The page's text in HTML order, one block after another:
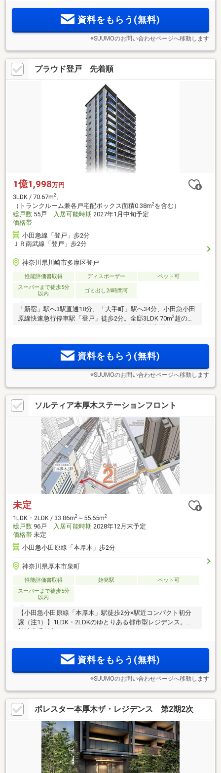
Oriented(認証取得済)、オンライン相談会も開催中
資料をもらう(無料)
※SUUMOのお問い合わせページへ移動します
プラウド登戸 先着順
1億1,998万円
3LDK / 70.67m2 、
（トランクルーム兼各戸宅配ボックス面積0.38m2を含む）
総戸数 55戸 入居可能時期 2027年1月中旬予定
価格帯 -
小田急線「登戸」歩2分
ＪＲ南武線「登戸」歩2分
神奈川県川崎市多摩区登戸
性能評価書取得 ディスポーザー
ペット可
スーパーまで徒歩5分
以内
ゴミ出し24時間可
「新宿」駅へ3駅直通18分、「大手町」駅へ34分、小田急小田
原線快速急行停車駅「登戸」徒歩2分。全邸3LDK 70m2超のゆ
然、医療や子育て施設も充実。「ZEH-M Oriented」「低炭素
建築物(住宅)」のダブル認定資料をもらう(無料)
※SUUMOのお問い合わせページへ移動します
ソルティア本厚木ステーションフロント
未定
1LDK・2LDK / 33.86m2 ～55.65m2
総戸数 96戸 入居可能時期 2028年12月末予定
価格帯 未定
小田急小田原線「本厚木」歩2分
神奈川県厚木市泉町
性能評価書取得 始発駅
ペット可
スーパーまで徒歩5分
以内
【小田急小田原線「本厚木」駅徒歩2分×駅近コンパクト初分
譲（注1）】1LDK・2LDKのゆとりある都市型レジデンス。資
資料をもらう(無料)
※SUUMOのお問い合わせページへ移動します
ポレスター本厚木ザ・レジデンス 第2期2次